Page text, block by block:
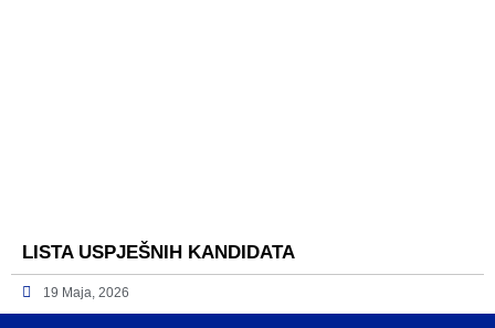
LISTA USPJEŠNIH KANDIDATA
19 Maja, 2026